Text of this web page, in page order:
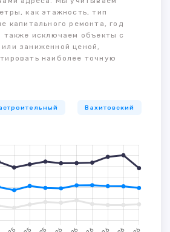
как этажность, тип
капитального ремонта, год
также исключаем объекты с
заниженной ценой,
наиболее точную
Вахитовский